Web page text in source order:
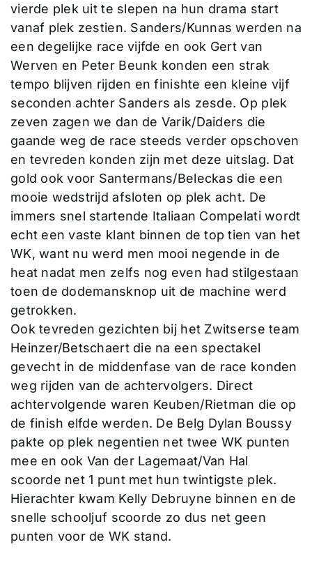
vierde plek uit te slepen na hun drama start
vanaf plek zestien. Sanders/Kunnas werden na
een degelijke race vijfde en ook Gert van
Werven en Peter Beunk konden een strak
tempo blijven rijden en finishte een kleine vijf
seconden achter Sanders als zesde. Op plek
zeven zagen we dan de Varik/Daiders die
gaande weg de race steeds verder opschoven
en tevreden konden zijn met deze uitslag. Dat
gold ook voor Santermans/Beleckas die een
mooie wedstrijd afsloten op plek acht. De
immers snel startende Italiaan Compelati wordt
echt een vaste klant binnen de top tien van het
WK, want nu werd men mooi negende in de
heat nadat men zelfs nog even had stilgestaan
toen de dodemansknop uit de machine werd
getrokken.
Ook tevreden gezichten bij het Zwitserse team
Heinzer/Betschaert die na een spectakel
gevecht in de middenfase van de race konden
weg rijden van de achtervolgers. Direct
achtervolgende waren Keuben/Rietman die op
de finish elfde werden. De Belg Dylan Boussy
pakte op plek negentien net twee WK punten
mee en ook Van der Lagemaat/Van Hal
scoorde net 1 punt met hun twintigste plek.
Hierachter kwam Kelly Debruyne binnen en de
snelle schooljuf scoorde zo dus net geen
punten voor de WK stand.